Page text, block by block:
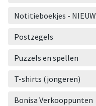
Notitieboekjes - NIEUW
Postzegels
Puzzels en spellen
T-shirts (jongeren)
Bonisa Verkooppunten